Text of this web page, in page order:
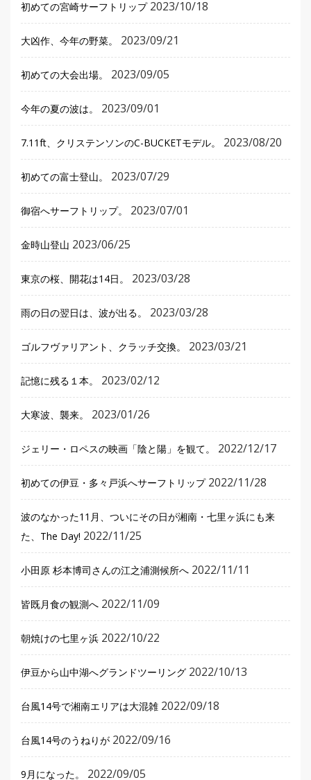
初めての宮崎サーフトリップ 2023/10/18
大凶作、今年の野菜。 2023/09/21
初めての大会出場。 2023/09/05
今年の夏の波は。 2023/09/01
7.11ft、クリステンソンのC-BUCKETモデル。 2023/08/20
初めての富士登山。 2023/07/29
御宿へサーフトリップ。 2023/07/01
金時山登山 2023/06/25
東京の桜、開花は14日。 2023/03/28
雨の日の翌日は、波が出る。 2023/03/28
ゴルフヴァリアント、クラッチ交換。 2023/03/21
記憶に残る１本。 2023/02/12
大寒波、襲来。 2023/01/26
ジェリー・ロペスの映画「陰と陽」を観て。 2022/12/17
初めての伊豆・多々戸浜へサーフトリップ 2022/11/28
波のなかった11月、ついにその日が湘南・七里ヶ浜にも来
た、The Day! 2022/11/25
小田原 杉本博司さんの江之浦測候所へ 2022/11/11
皆既月食の観測へ 2022/11/09
朝焼けの七里ヶ浜 2022/10/22
伊豆から山中湖へグランドツーリング 2022/10/13
台風14号で湘南エリアは大混雑 2022/09/18
台風14号のうねりが 2022/09/16
9月になった。 2022/09/05